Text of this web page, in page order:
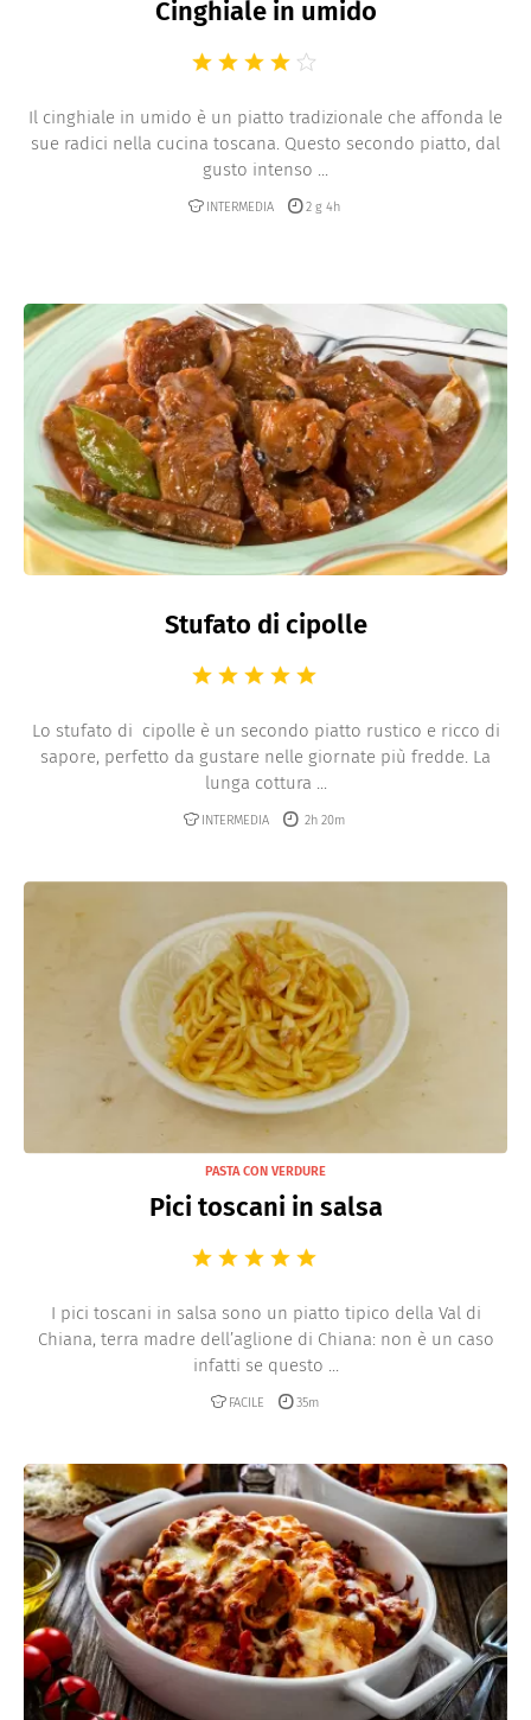
Cinghiale in umido
Il cinghiale in umido è un piatto tradizionale che affonda le
sue radici nella cucina toscana. Questo secondo piatto, dal
gusto intenso ...
INTERMEDIA 2 g 4h
Stufato di cipolle
Lo stufato di cipolle è un secondo piatto rustico e ricco di
sapore, perfetto da gustare nelle giornate più fredde. La
lunga cottura ...
INTERMEDIA 2h 20m
PASTA CON VERDURE
Pici toscani in salsa
I pici toscani in salsa sono un piatto tipico della Val di
Chiana, terra madre dell’aglione di Chiana: non è un caso
infatti se questo ...
FACILE 35m